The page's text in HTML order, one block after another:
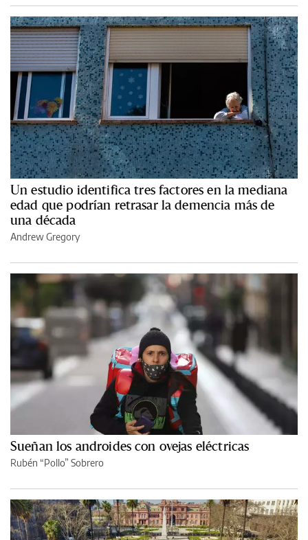
Un estudio identifica tres factores en la mediana
edad que podrían retrasar la demencia más de
una década
Andrew Gregory
Sueñan los androides con ovejas eléctricas
Rubén “Pollo” Sobrero